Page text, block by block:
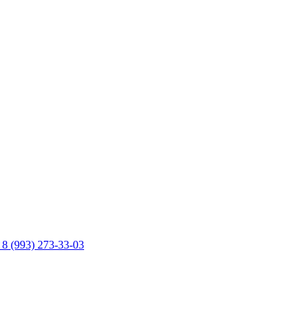
8 (993) 273-33-03